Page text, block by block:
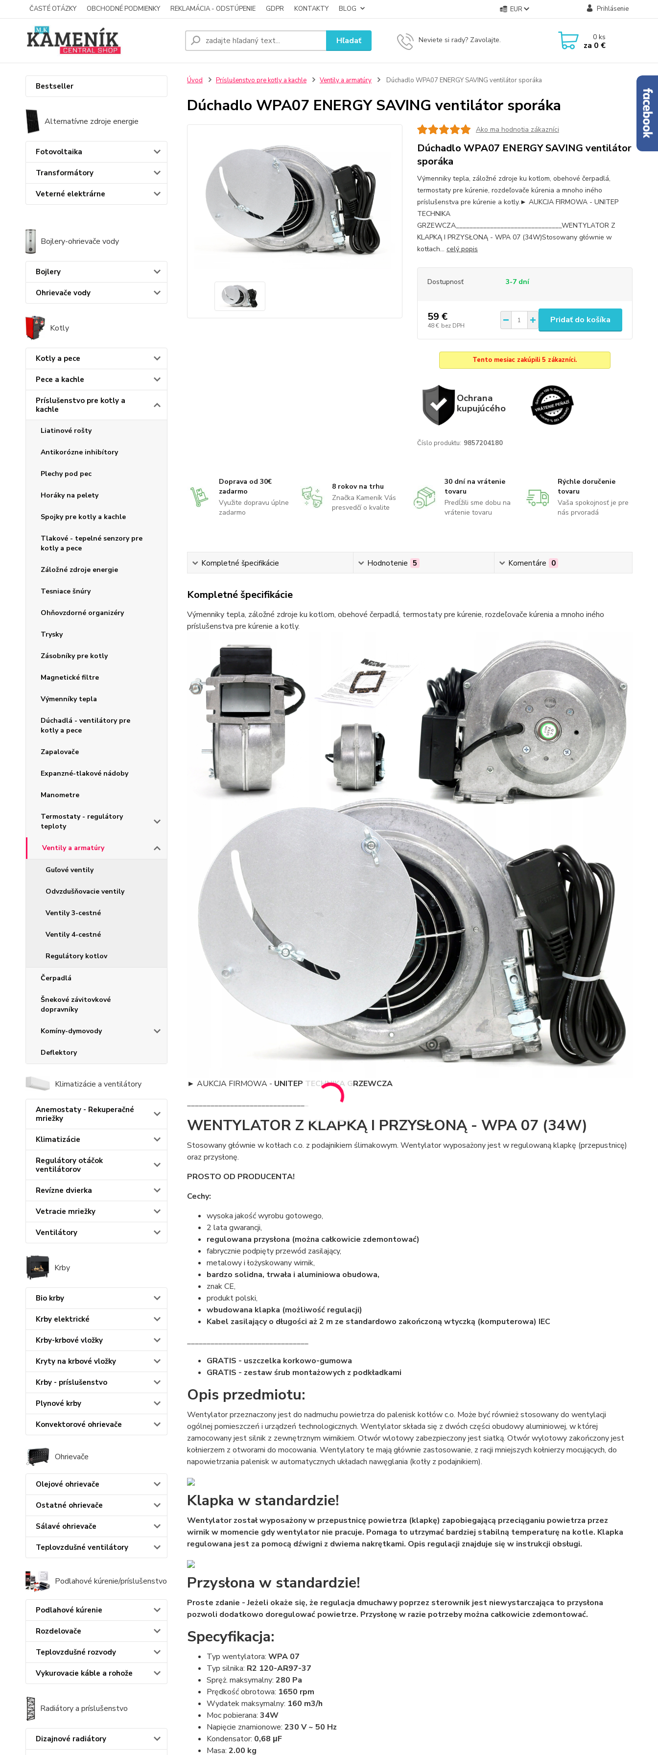
ČASTÉ OTÁZKY OBCHODNÉ PODMIENKY REKLAMÁCIA - ODSTÚPENIE GDPR KONTAKTY BLOG EUR Prihlásenie
Hľadať Neviete si rady? Zavolajte. 0ks
za 0 €
Bestseller
Alternatívne zdroje energie
Fotovoltaika
Transformátory
Veterné elektrárne
Bojlery-ohrievače vody
Bojlery
Ohrievače vody
Kotly
Kotly a pece
Pece a kachle
Príslušenstvo pre kotly a
kachle
Liatinové rošty
Antikorózne inhibítory
Plechy pod pec
Horáky na pelety
Spojky pre kotly a kachle
Tlakové - tepelné senzory pre
kotly a pece
Záložné zdroje energie
Tesniace šnúry
Ohňovzdorné organizéry
Trysky
Zásobníky pre kotly
Magnetické filtre
Výmenníky tepla
Dúchadlá - ventilátory pre
kotly a pece
Zapalovače
Expanzné-tlakové nádoby
Manometre
Termostaty - regulátory
teploty
Ventily a armatúry
Guľové ventily
Odvzdušňovacie ventily
Ventily 3-cestné
Ventily 4-cestné
Regulátory kotlov
Čerpadlá
Šnekové závitovkové
dopravníky
Komíny-dymovody
Deflektory
Klimatizácie a ventilátory
Anemostaty - Rekuperačné
mriežky
Klimatizácie
Regulátory otáčok
ventilátorov
Revízne dvierka
Vetracie mriežky
Ventilátory
Krby
Bio krby
Krby elektrické
Krby-krbové vložky
Kryty na krbové vložky
Krby - príslušenstvo
Plynové krby
Konvektorové ohrievače
Ohrievače
Olejové ohrievače
Ostatné ohrievače
Sálavé ohrievače
Teplovzdušné ventilátory
Podlahové kúrenie/príslušenstvo
Podlahové kúrenie
Rozdelovače
Teplovzdušné rozvody
Vykurovacie káble a rohože
Radiátory a príslušenstvo
Dizajnové radiátory
Úvod Príslušenstvo pre kotly a kachle Ventily a armatúry Dúchadlo WPA07 ENERGY SAVING ventilátor sporáka
Dúchadlo WPA07 ENERGY SAVING ventilátor sporáka
Ako ma hodnotia zákazníci
Dúchadlo WPA07 ENERGY SAVING ventilátor
sporáka
Výmenniky tepla, záložné zdroje ku kotlom, obehové čerpadlá,
termostaty pre kúrenie, rozdeľovače kúrenia a mnoho iného
príslušenstva pre kúrenie a kotly.► AUKCJA FIRMOWA - UNITEP
TECHNIKA
GRZEWCZA_______________________________WENTYLATOR Z
KLAPKĄ I PRZYSŁONĄ - WPA 07 (34W)Stosowany głównie w
kotłach... celý popis
Dostupnosť 3-7 dní
59 €
48 € bez DPH
Pridať do košíka
Tento mesiac zakúpili 5 zákazníci.
Ochrana
kupujúcého
Číslo produktu: 9857204180
Doprava od 30€
zadarmo
Využite dopravu úplne
zadarmo
8 rokov na trhu
Značka Kameník Vás
presvedčí o kvalite
30 dní na vrátenie
tovaru
Predĺžili sme dobu na
vrátenie tovaru
Rýchle doručenie
tovaru
Vaša spokojnosť je pre
nás prvoradá
Kompletné špecifikácie Hodnotenie 5 Komentáre 0
Kompletné špecifikácie
Výmenniky tepla, záložné zdroje ku kotlom, obehové čerpadlá, termostaty pre kúrenie, rozdeľovače kúrenia a mnoho iného
príslušenstva pre kúrenie a kotly.
► AUKCJA FIRMOWA - UNITEP TECHNIKA GRZEWCZA
_______________________________
WENTYLATOR Z KLAPKĄ I PRZYSŁONĄ - WPA 07 (34W)
Stosowany głównie w kotłach c.o. z podajnikiem ślimakowym. Wentylator wyposażony jest w regulowaną klapkę (przepustnicę)
oraz przysłonę.
PROSTO OD PRODUCENTA!
Cechy:
wysoka jakość wyrobu gotowego,
2 lata gwarancji,
regulowana przysłona (można całkowicie zdemontować)
fabrycznie podpięty przewód zasilający,
metalowy i łożyskowany wirnik,
bardzo solidna, trwała i aluminiowa obudowa,
znak CE,
produkt polski,
wbudowana klapka (możliwość regulacji)
Kabel zasilający o długości aż 2 m ze standardowo zakończoną wtyczką (komputerowa) IEC
_______________________________
GRATIS - uszczelka korkowo-gumowa
GRATIS - zestaw śrub montażowych z podkładkami
Opis przedmiotu:
Wentylator przeznaczony jest do nadmuchu powietrza do palenisk kotłów c.o. Może być również stosowany do wentylacji
ogólnej pomieszczeń i urządzeń technologicznych. Wentylator składa się z dwóch części obudowy aluminiowej, w której
zamocowany jest silnik z zewnętrznym wirnikiem. Otwór wlotowy zabezpieczony jest siatką. Otwór wylotowy zakończony jest
kołnierzem z otworami do mocowania. Wentylatory te mają głównie zastosowanie, z racji mniejszych kołnierzy mocujących, do
napowietrzania palenisk w automatycznych układach nawęglania (kotły z podajnikiem).
Klapka w standardzie!
Wentylator został wyposażony w przepustnicę powietrza (klapkę) zapobiegającą przeciąganiu powietrza przez
wirnik w momencie gdy wentylator nie pracuje. Pomaga to utrzymać bardziej stabilną temperaturę na kotle. Klapka
regulowana jest za pomocą dźwigni z dwiema nakrętkami. Opis regulacji znajduje się w instrukcji obsługi.
Przysłona w standardzie!
Proste zdanie - Jeżeli okaże się, że regulacja dmuchawy poprzez sterownik jest niewystarczająca to przysłona
pozwoli dodatkowo doregulować powietrze. Przysłonę w razie potrzeby można całkowicie zdemontować.
Specyfikacja:
Typ wentylatora: WPA 07
Typ silnika: R2 120-AR97-37
Spręż. maksymalny: 280 Pa
Prędkość obrotowa: 1650 rpm
Wydatek maksymalny: 160 m3/h
Moc pobierana: 34W
Napięcie znamionowe: 230 V ~ 50 Hz
Kondensator: 0,68 μF
Masa: 2.00 kg